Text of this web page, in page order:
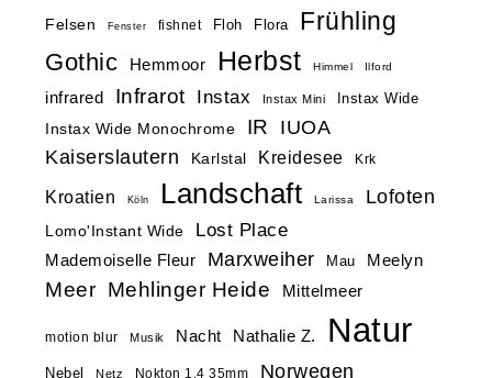
Felsen Fenster fishnet Floh Flora Frühling
Gothic Hemmoor Herbst Himmel Ilford
infrared Infrarot Instax Instax Mini
Instax Wide
Instax Wide Monochrome
IR
IUOA
Kaiserslautern
Karlstal Kreidesee Krk
Kroatien Köln Landschaft Larissa Lofoten
Lomo'Instant Wide Lost Place
Mademoiselle Fleur Marxweiher Mau Meelyn
Meer Mehlinger Heide Mittelmeer
motion blur Musik Nacht Nathalie Z. Natur
Nebel Netz Nokton 1.4 35mm Norwegen